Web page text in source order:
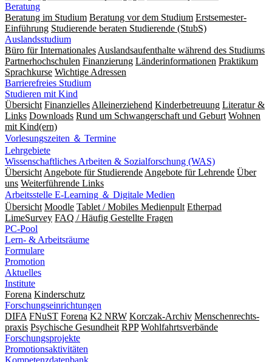
Beratung
Beratung im Studium Beratung vor dem Studium Erstsemester-
Einführung Studierende beraten Studierende (StubS)
Auslandsstudium
Büro für Internationales Auslandsaufenthalte während des Studiums
Partnerhochschulen Finanzierung Länderinformationen Praktikum
Sprachkurse Wichtige Adressen
Barrierefreies Studium
Studieren mit Kind
Übersicht Finanzielles Alleinerziehend Kinderbetreuung Literatur &
Links Downloads Rund um Schwangerschaft und Geburt Wohnen
mit Kind(ern)
Vorlesungszeiten ＆ Termine
Lehrgebiete
Wissenschaftliches Arbeiten & Sozialforschung (WAS)
Übersicht Angebote für Studierende Angebote für Lehrende Über
uns Weiterführende Links
Arbeitsstelle E-Learning ＆ Digitale Medien
Übersicht Moodle Tablet / Mobiles Medienpult Etherpad
LimeSurvey FAQ / Häufig Gestellte Fragen
PC-Pool
Lern- & Arbeitsräume
Formulare
Promotion
Aktuelles
Institute
Forena Kinderschutz
Forschungseinrichtungen
DIFA FNuST Forena K2 NRW Korczak-Archiv Men­schen­rechts­
praxis Psy­chische Gesund­heit RPP Wohlfahrts­verbände
Forschungsprojekte
Promotionsaktivitäten
Kompetenzdatenbank